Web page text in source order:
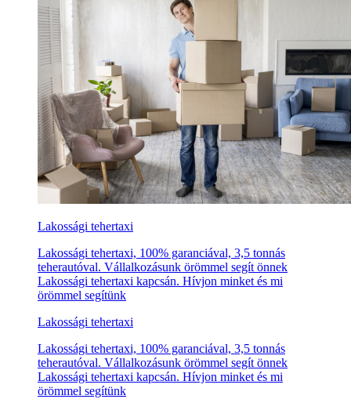
Lakossági tehertaxi
Lakossági tehertaxi, 100% garanciával, 3,5 tonnás
teherautóval. Vállalkozásunk örömmel segít önnek
Lakossági tehertaxi kapcsán. Hívjon minket és mi
örömmel segítünk
Lakossági tehertaxi
Lakossági tehertaxi, 100% garanciával, 3,5 tonnás
teherautóval. Vállalkozásunk örömmel segít önnek
Lakossági tehertaxi kapcsán. Hívjon minket és mi
örömmel segítünk